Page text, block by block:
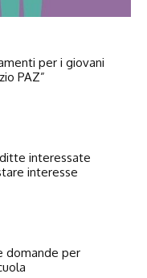
per i giovani
PAZ”
interessate
interesse
domande per